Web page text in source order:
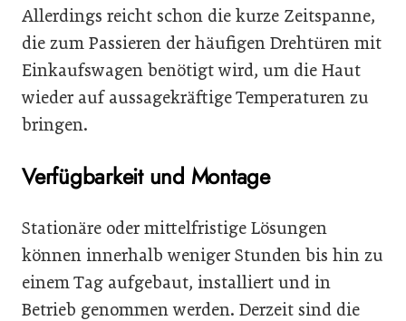
Allerdings reicht schon die kurze Zeitspanne,
die zum Passieren der häufigen Drehtüren mit
Einkaufswagen benötigt wird, um die Haut
wieder auf aussagekräftige Temperaturen zu
bringen.
Verfügbarkeit und Montage
Stationäre oder mittelfristige Lösungen
können innerhalb weniger Stunden bis hin zu
einem Tag aufgebaut, installiert und in
Betrieb genommen werden. Derzeit sind die